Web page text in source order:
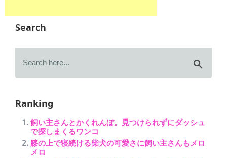
Search
Ranking
飼い主さんとかくれんぼ。見つけられずにダッシュ
で探しまくるワンコ
膝の上で寝続ける柴犬の可愛さに飼い主さんもメロ
メロ